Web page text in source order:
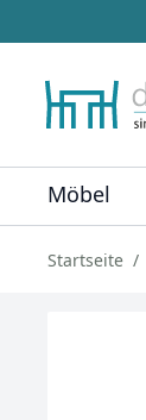
Möbel
Startseite